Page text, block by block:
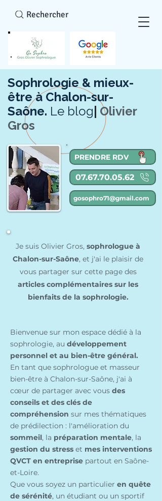
Rechercher
Sophrologie & mieux-
être à Chalon-sur-
Saône. Le blog Olivier
Gros
PRENDRE RDV
07.67.70.05.62
gosophro71@gmail.com
Je suis Olivier Gros, sophrologue à
Chalon-sur-Saône, et j'ai le plaisir de
vous partager sur cette page des
articles complémentaires sur les
bienfaits de la sophrologie.
Bienvenue sur mon espace dédié à la
sophrologie, au développement
personnel et au bien-être général.
En tant que sophrologue et masseur
bien-être à Chalon-sur-Saône, j'ai à
cœur de partager avec vous des
conseils et des clés de
compréhension sur mes thématiques
de prédilection : l'amélioration du
sommeil, la préparation mentale, la
gestion du stress et mes interventions
QVCT en entreprise partout en Saône-
et-Loire.
Que vous soyez un particulier en quête
de sérénité, un étudiant ou un sportif